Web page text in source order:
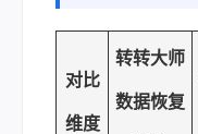
对比
维度
转转大师
数据恢复